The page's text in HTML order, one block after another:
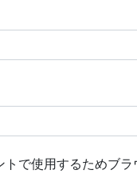
トで使用するためブ